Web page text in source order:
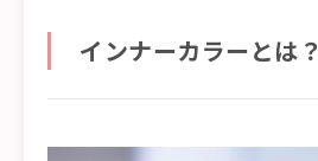
インナーカラーとは？